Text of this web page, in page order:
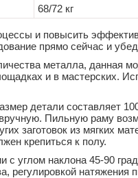
68/72 кг
и повысить
прямо сейчас и
металла, данная
и в мастерских.
детали составляет
Пильную раму
заготовок из мягких
крепиться к полу.
углом наклона 45-90
регулировкой